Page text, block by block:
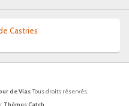
Castries
de Vias. Tous droits réservés.